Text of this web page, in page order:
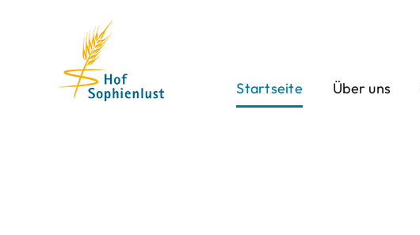
Startseite
Über uns